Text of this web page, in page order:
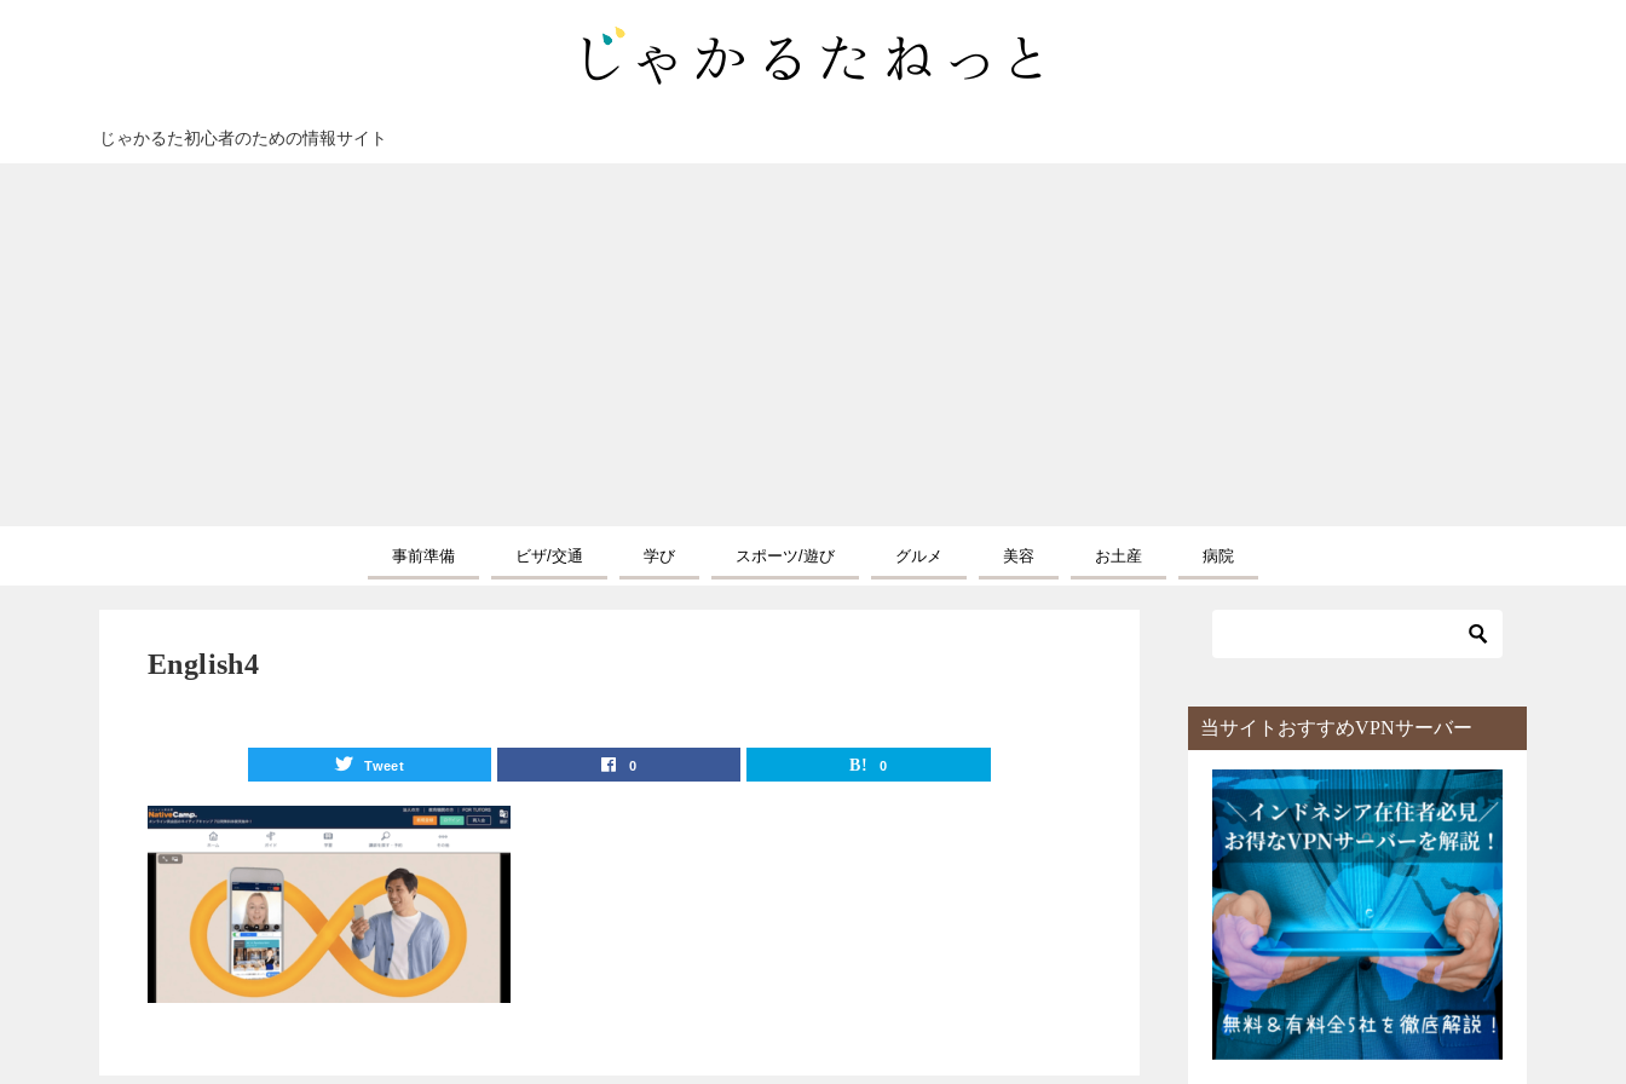
じゃかるた初心者のための情報サイト
事前準備 ビザ/交通 学び スポーツ/遊び グルメ 美容 お土産 病院
English4
Tweet 0 0
当サイトおすすめVPNサーバー